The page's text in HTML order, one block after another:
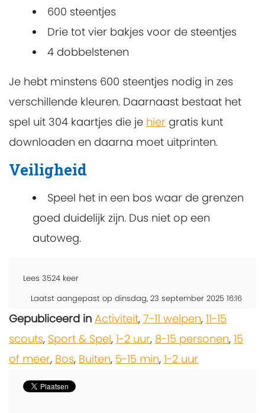
600 steentjes
Drie tot vier bakjes voor de steentjes
4 dobbelstenen
Je hebt minstens 600 steentjes nodig in zes
verschillende kleuren. Daarnaast bestaat het
spel uit 304 kaartjes die je hier gratis kunt
downloaden en daarna moet uitprinten.
Veiligheid
Speel het in een bos waar de grenzen
goed duidelijk zijn. Dus niet op een
autoweg.
Lees 3524 keer
Laatst aangepast op dinsdag, 23 september 2025 16:16
Gepubliceerd in Activiteit, 7-11 welpen, 11-15
scouts, Sport & Spel, 1-2 uur, 8-15 personen, 15
of meer, Bos, Buiten, 5-15 min, 1-2 uur